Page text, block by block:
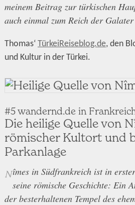
meinem Beitrag zur türkischen
auch einmal zum Reich der
Thomas‘ TürkeiReiseblog.de, den
und Kultur in der Türkei.
#5 wandernd.de in
Die heilige Quelle von
römischer Kultort und
Parkanlage
Nîmes in Südfrankreich ist in
seine römische Geschichte: Ein
der besterhaltenen Tempel des